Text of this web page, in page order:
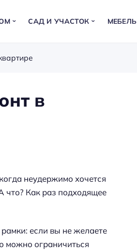
САД И УЧАСТОК МЕБЕЛЬ
в
неудержимо хочется
что? Как раз подходящее
если вы не желаете
можно ограничиться